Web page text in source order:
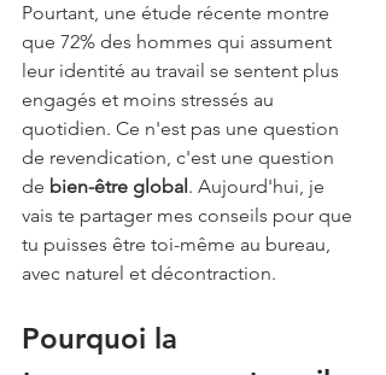
Pourtant, une étude récente montre
que 72% des hommes qui assument
leur identité au travail se sentent plus
engagés et moins stressés au
quotidien. Ce n'est pas une question
de revendication, c'est une question
de bien-être global. Aujourd'hui, je
vais te partager mes conseils pour que
tu puisses être toi-même au bureau,
avec naturel et décontraction.
Pourquoi la